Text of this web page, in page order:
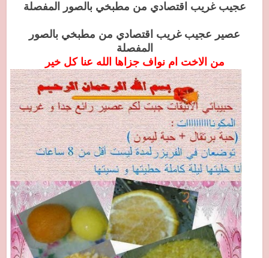
عجيب غريب اقتصادي من مطبخي بالصور المفصلة
عصير عجيب غريب اقتصادي من مطبخي بالصور
المفصلة
من الاخت ام نواف جزاها الله عنا كل خير